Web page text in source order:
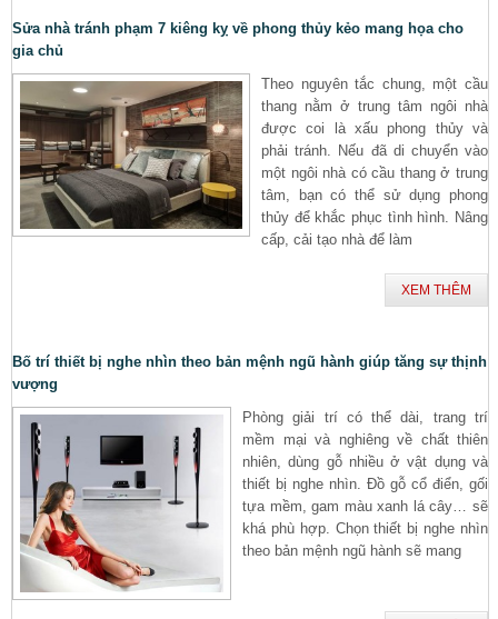
Sửa nhà tránh phạm 7 kiêng kỵ về phong thủy kẻo mang họa cho
gia chủ
Theo nguyên tắc chung, một cầu
thang nằm ở trung tâm ngôi nhà
được coi là xấu phong thủy và
phải tránh. Nếu đã di chuyển vào
một ngôi nhà có cầu thang ở trung
tâm, bạn có thể sử dụng phong
thủy để khắc phục tình hình. Nâng
cấp, cải tạo nhà để làm
XEM THÊM
Bố trí thiết bị nghe nhìn theo bản mệnh ngũ hành giúp tăng sự thịnh
vượng
Phòng giải trí có thể dài, trang trí
mềm mại và nghiêng về chất thiên
nhiên, dùng gỗ nhiều ở vật dụng và
thiết bị nghe nhìn. Đồ gỗ cổ điển, gối
tựa mềm, gam màu xanh lá cây… sẽ
khá phù hợp. Chọn thiết bị nghe nhìn
theo bản mệnh ngũ hành sẽ mang